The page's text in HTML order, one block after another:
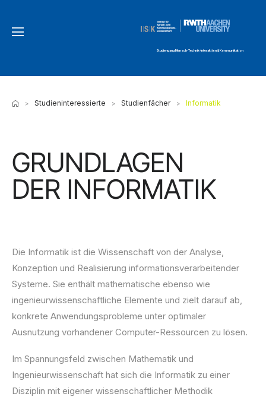
Studiengang Mensch-Technik-Interaktion & Kommunikation
> Studieninteressierte > Studienfächer > Informatik
GRUNDLAGEN
DER INFORMATIK
Die Informatik ist die Wissenschaft von der Analyse,
Konzeption und Realisierung informationsverarbeitender
Systeme. Sie enthält mathematische ebenso wie
ingenieurwissenschaftliche Elemente und zielt darauf ab,
konkrete Anwendungsprobleme unter optimaler
Ausnutzung vorhandener Computer-Ressourcen zu lösen.
Im Spannungsfeld zwischen Mathematik und
Ingenieurwissenschaft hat sich die Informatik zu einer
Disziplin mit eigener wissenschaftlicher Methodik